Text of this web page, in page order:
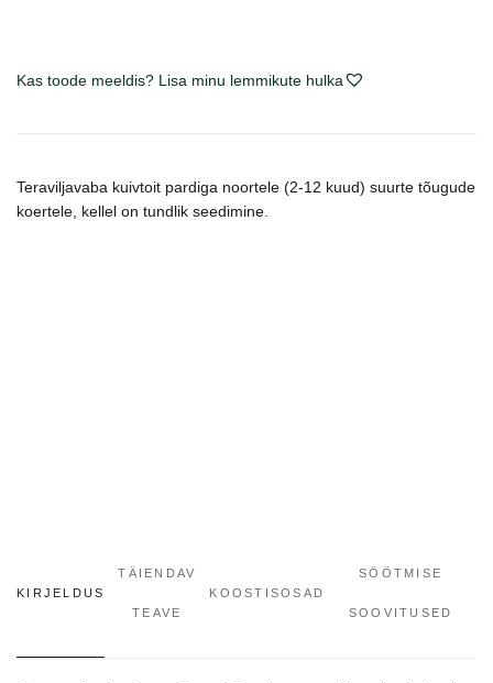
begrūdis
kogus
Kas toode meeldis? Lisa minu lemmikute hulka
Teraviljavaba kuivtoit pardiga noortele (2-12 kuud) suurte tõugude
koertele, kellel on tundlik seedimine.
KIRJELDUS
TÄIENDAV
TEAVE
KOOSTISOSAD
SÖÖTMISE
SOOVITUSED